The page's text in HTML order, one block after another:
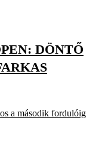
DÖNTŐ
a második fordulóig